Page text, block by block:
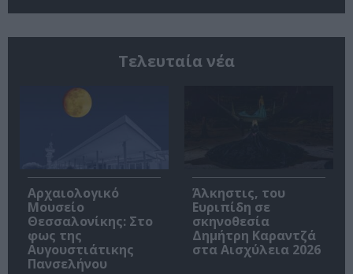
Τελευταία νέα
Αρχαιολογικό
Μουσείο
Θεσσαλονίκης: Στο
φως της
Αυγουστιάτικης
Πανσελήνου
Άλκηστις, του
Ευριπίδη σε
σκηνοθεσία
Δημήτρη Καραντζά
στα Αισχύλεια 2026